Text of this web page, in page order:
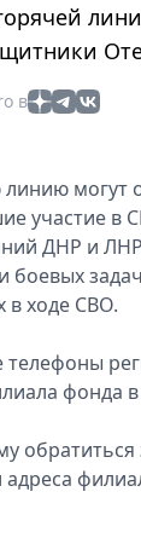
в
могут
участие в
ДНР и ЛНР
боевых
в ходе СВО.
телефоны
фонда в